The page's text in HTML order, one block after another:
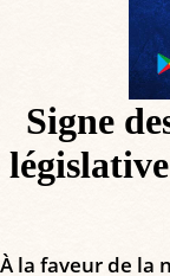
Signe
À la faveur de la